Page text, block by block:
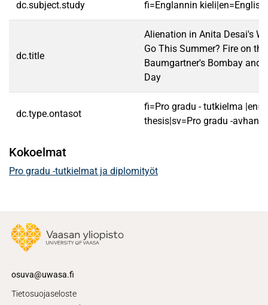
dc.subject.study fi=Englannin
dc.title
Alienation in Anita Desai's
Go This Summer? Fire on
Baumgartner's Bombay and
Day
dc.type.ontasot
fi=Pro gradu - tutkielma
thesis|sv=Pro gradu -
Kokoelmat
Pro gradu -tutkielmat ja diplomityöt
osuva@uwasa.fi
Tietosuojaseloste